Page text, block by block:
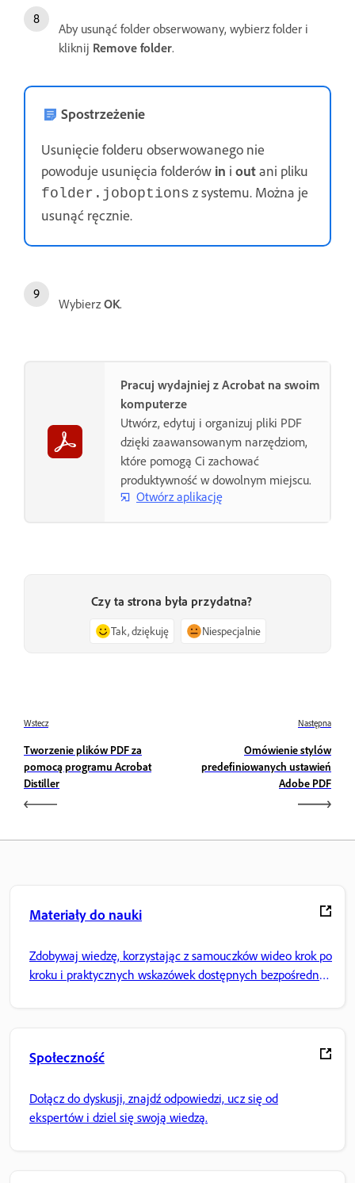
Aby usunąć folder obserwowany, wybierz folder i
kliknij Remove folder.
Spostrzeżenie
Usunięcie folderu obserwowanego nie
powoduje usunięcia folderów in i outani pliku
folder.joboptions z systemu. Można je
usunąć ręcznie.
Wybierz OK.
Pracuj wydajniej z Acrobat na swoim
komputerze
Utwórz, edytuj i organizuj pliki PDF
dzięki zaawansowanym narzędziom,
które pomogą Ci zachować
produktywność w dowolnym miejscu.
Otwórz aplikację
Czy ta strona była przydatna?
Tak, dziękuję Niespecjalnie
Wstecz
Tworzenie plików PDF za
pomocą programu Acrobat
Distiller
Następna
Omówienie stylów
predefiniowanych ustawień
Adobe PDF
Materiały do nauki
Zdobywaj wiedzę, korzystając z samouczków wideo krok po
kroku i praktycznych wskazówek dostępnych bezpośrednio
Społeczność
Dołącz do dyskusji, znajdź odpowiedzi, ucz się od
ekspertów i dziel się swoją wiedzą.